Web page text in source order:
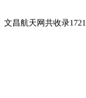
文昌航天网共收录